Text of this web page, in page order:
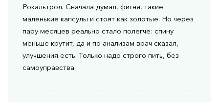
Рокальтрол. Сначала думал, фигня, такие
маленькие капсулы и стоят как золотые. Но через
пару месяцев реально стало полегче: спину
меньше крутит, да и по анализам врач сказал,
улучшения есть. Только надо строго пить, без
самоуправства.